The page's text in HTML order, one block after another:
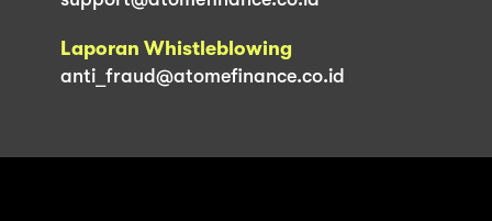
Laporan Whistleblowing
anti_fraud@atomefinance.co.id